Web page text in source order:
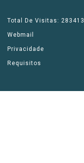
Total De Visitas: 283413
Webmail
Privacidade
Requisitos